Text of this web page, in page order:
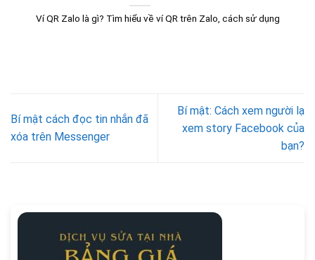
Ví QR Zalo là gì? Tìm hiểu về ví QR trên Zalo, cách sử dụng
Bí mật cách đọc tin nhắn đã
xóa trên Messenger
Bí mật: Cách xem người lạ
xem story Facebook của
bạn?